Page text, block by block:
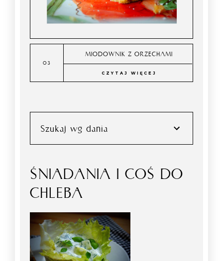
MIODOWNIK Z ORZECHAMI
CZYTAJ WIĘCEJ
Szukaj wg dania
ŚNIADANIA I COŚ DO
CHLEBA